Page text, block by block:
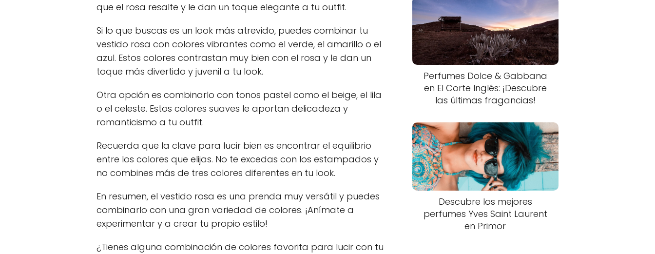
que el rosa resalte y le dan un toque elegante a tu outfit.
Si lo que buscas es un look más atrevido, puedes combinar tu
vestido rosa con colores vibrantes como el verde, el amarillo o el
azul. Estos colores contrastan muy bien con el rosa y le dan un
toque más divertido y juvenil a tu look.
Otra opción es combinarlo con tonos pastel como el beige, el lila
o el celeste. Estos colores suaves le aportan delicadeza y
romanticismo a tu outfit.
Recuerda que la clave para lucir bien es encontrar el equilibrio
entre los colores que elijas. No te excedas con los estampados y
no combines más de tres colores diferentes en tu look.
En resumen, el vestido rosa es una prenda muy versátil y puedes
combinarlo con una gran variedad de colores. ¡Anímate a
experimentar y a crear tu propio estilo!
¿Tienes alguna combinación de colores favorita para lucir con tu
Perfumes Dolce & Gabbana
en El Corte Inglés: ¡Descubre
las últimas fragancias!
Descubre los mejores
perfumes Yves Saint Laurent
en Primor